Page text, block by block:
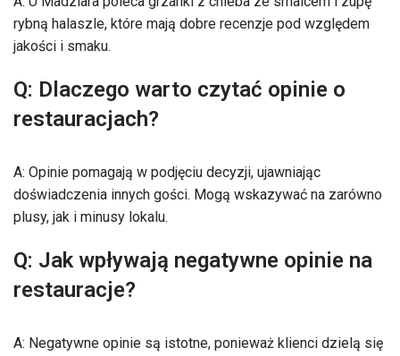
rybną halaszle, które mają dobre recenzje pod względem
jakości i smaku.
Q: Dlaczego warto czytać opinie o
restauracjach?
A: Opinie pomagają w podjęciu decyzji, ujawniając
doświadczenia innych gości. Mogą wskazywać na zarówno
plusy, jak i minusy lokalu.
Q: Jak wpływają negatywne opinie na
restauracje?
A: Negatywne opinie są istotne, ponieważ klienci dzielą się